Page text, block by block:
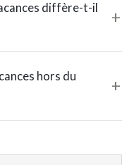
diffère-t-il
hors du